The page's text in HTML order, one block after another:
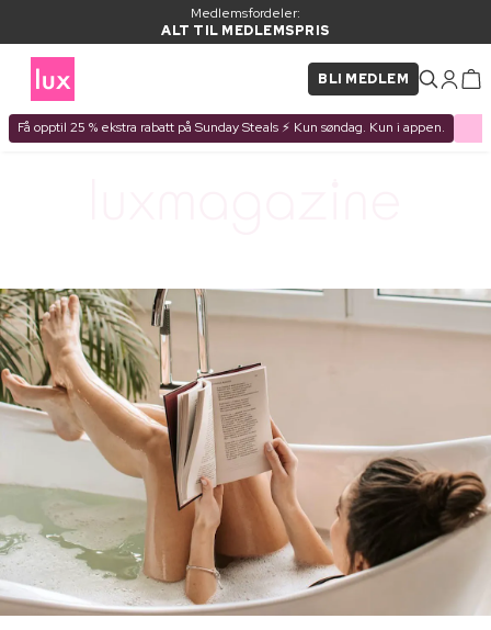
Medlemsfordeler:
ALT TIL MEDLEMSPRIS
BLI MEDLEM
Få opptil 25 % ekstra rabatt på Sunday Steals ⚡ Kun søndag. Kun i appen.